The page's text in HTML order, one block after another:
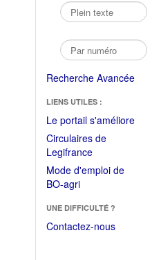
Recherche Avancée
LIENS UTILES :
Le portail s'améliore(Fichier
Circulaires de
Legifrance(Ouvrir
dans
une
fenêtre)
Mode d'emploi de
BO-agri(Ouvrir
une
nouvelle
UNE DIFFICULTÉ ?
Contactez-nous